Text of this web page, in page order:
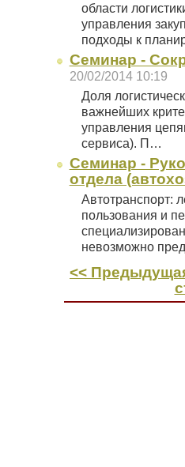
области
управления
подходы к
Семинар -
20/02/2014 10:19
Доля
важнейших
управления
сервиса). П…
Семинар -
отдела
Автотранспорт:
пользования и
невозможно
<<